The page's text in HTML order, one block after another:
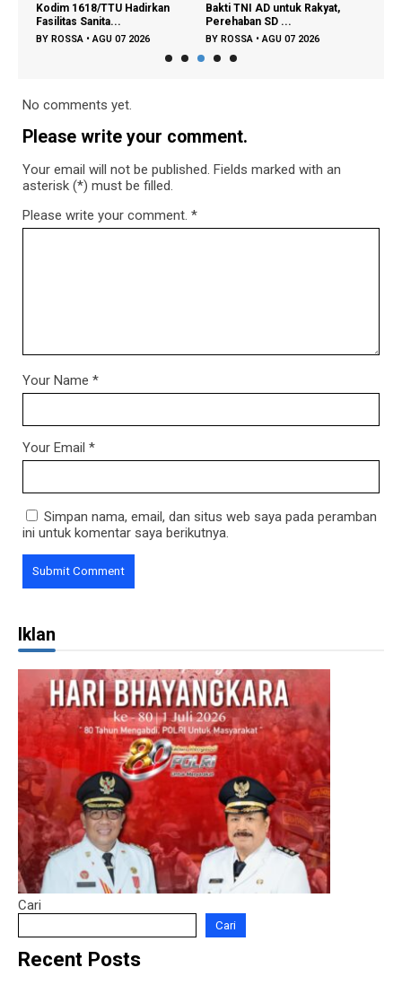
Kodim 1618/TTU Hadirkan
Fasilitas Sanita...
BY ROSSA •AGU 07 2026
Bakti TNI AD untuk Rakyat,
Perehaban SD ...
BY ROSSA •AGU 07 2026
No comments yet.
Please write your comment.
Your email will not be published. Fields marked with an
asterisk (*) must be filled.
Please write your comment. *
Your Name *
Your Email *
Simpan nama, email, dan situs web saya pada peramban
ini untuk komentar saya berikutnya.
Iklan
Cari
Cari
Recent Posts